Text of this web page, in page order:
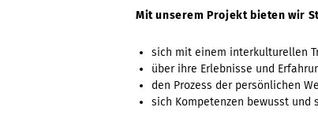
Mit unserem Projekt bieten wir
sich mit einem interkulturellen
über ihre Erlebnisse und
den Prozess der persönlichen
sich Kompetenzen bewusst und